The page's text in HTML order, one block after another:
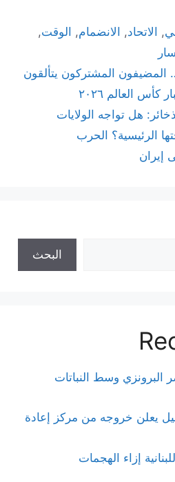
, الاتحاد, الانضمام, الوقت,
المضيفون المشتركون يتألقون
العالم ٢٠٢٦
هل تواجه الولايات
الرئيسية؟ الحرب
إيران
البحث
وسط النباتات
يعلن خروجه من مركز إعادة
إزاء الهجمات